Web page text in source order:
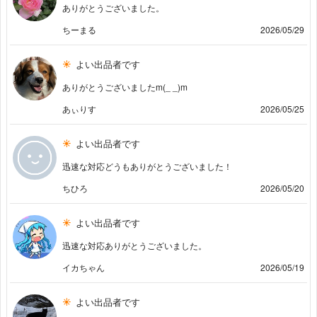
ありがとうございました。
ちーまる
2026/05/29
よい出品者です
ありがとうございましたm(_ _)m
あぃりす
2026/05/25
よい出品者です
迅速な対応どうもありがとうございました！
ちひろ
2026/05/20
よい出品者です
迅速な対応ありがとうございました。
イカちゃん
2026/05/19
よい出品者です